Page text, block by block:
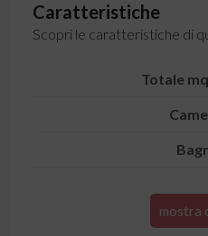
Caratteristiche
Scopri le caratteristiche di
Totale
mostra